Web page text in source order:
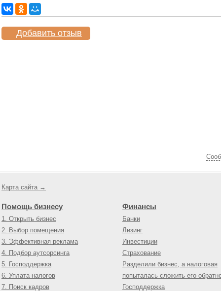
Добавить отзыв
Карта сайта →
Помощь бизнесу
1. Открыть бизнес
2. Выбор помещения
3. Эффективная реклама
4. Подбор аутсорсинга
5. Господдержка
6. Уплата налогов
7. Поиск кадров
Финансы
Банки
Лизинг
Инвестиции
Страхование
Разделили бизнес, а налоговая
попыталась сложить его
Господдержка